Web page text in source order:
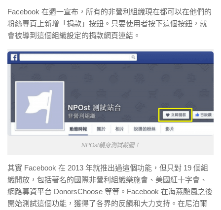
Facebook 在週一宣布，所有的非營利組織現在都可以在他們的
粉絲專頁上新增「捐款」按鈕。只要使用者按下這個按鈕，就
會被導到這個組織設定的捐款網頁連結。
NPOst親身測試截圖！
其實 Facebook 在 2013 年就推出過這個功能，但只對 19 個組
織開放，包括著名的國際非營利組織樂施會、美國紅十字會、
網路募資平台 DonorsChoose 等等。 Facebook 在海燕颱風之後
開始測試這個功能，獲得了各界的反饋和大力支持。在尼泊爾